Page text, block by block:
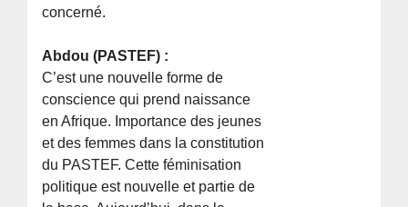
concerné.
Abdou (PASTEF) :
C’est une nouvelle forme de
conscience qui prend naissance
en Afrique. Importance des jeunes
et des femmes dans la constitution
du PASTEF. Cette féminisation
politique est nouvelle et partie de